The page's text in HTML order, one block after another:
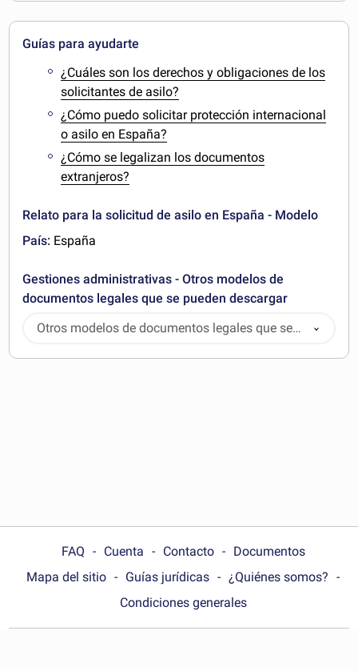
Guías para ayudarte
¿Cuáles son los derechos y obligaciones de los
solicitantes de asilo?
¿Cómo puedo solicitar protección internacional
o asilo en España?
¿Cómo se legalizan los documentos
extranjeros?
Relato para la solicitud de asilo en España - Modelo
País: España
Gestiones administrativas - Otros modelos de
documentos legales que se pueden descargar
Otros modelos de documentos legales que se
pueden descargar
FAQ Cuenta Contacto
Documentos
Mapa del sitio
Guías jurídicas
¿Quiénes somos?
Condiciones generales